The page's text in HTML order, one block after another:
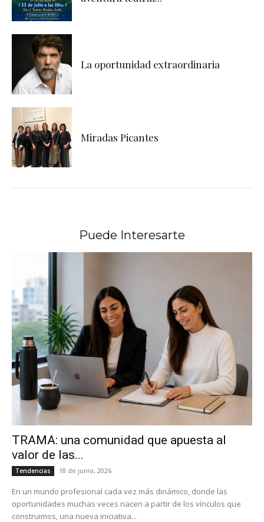
La oportunidad extraordinaria
Miradas Picantes
Puede Interesarte
TRAMA: una comunidad que apuesta al
valor de las...
Tendencias 18 de junio, 2026
En un mundo profesional cada vez más dinámico, donde las
oportunidades muchas veces nacen a partir de los vínculos que
construimos, una nueva iniciativa...